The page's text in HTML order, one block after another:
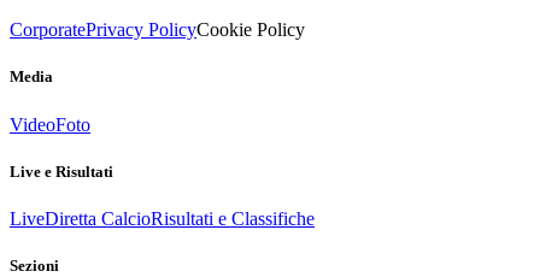
CorporatePrivacy PolicyCookie Policy
Media
VideoFoto
Live e Risultati
LiveDiretta CalcioRisultati e Classifiche
Sezioni